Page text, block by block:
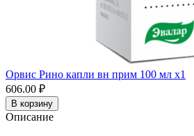
Орвис Рино капли вн прим 100 мл x1
606.00 ₽
В корзину
Описание